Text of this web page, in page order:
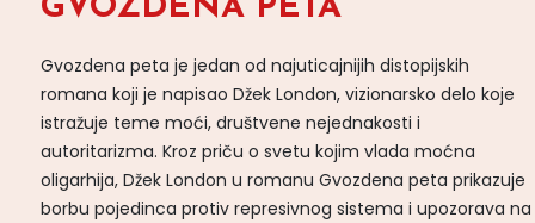
GVOZDENA PETA
Gvozdena peta je jedan od najuticajnijih distopijskih
romana koji je napisao Džek London, vizionarsko delo koje
istražuje teme moći, društvene nejednakosti i
autoritarizma. Kroz priču o svetu kojim vlada moćna
oligarhija, Džek London u romanu Gvozdena peta prikazuje
borbu pojedinca protiv represivnog sistema i upozorava na